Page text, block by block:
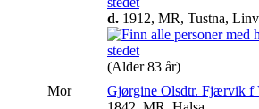
d. 1912, MR, Tustna,
(Alder 83 år)
Mor
Gjørgine Olsdtr. Fjærvik f